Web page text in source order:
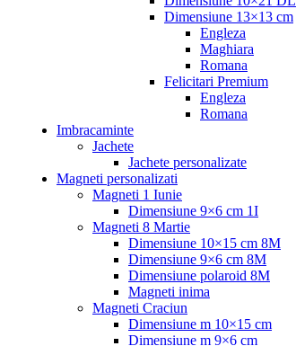
Dimensiune 13×13 cm
Engleza
Maghiara
Romana
Felicitari Premium
Engleza
Romana
Imbracaminte
Jachete
Jachete personalizate
Magneti personalizati
Magneti 1 Iunie
Dimensiune 9×6 cm 1I
Magneti 8 Martie
Dimensiune 10×15 cm 8M
Dimensiune 9×6 cm 8M
Dimensiune polaroid 8M
Magneti inima
Magneti Craciun
Dimensiune m 10×15 cm
Dimensiune m 9×6 cm